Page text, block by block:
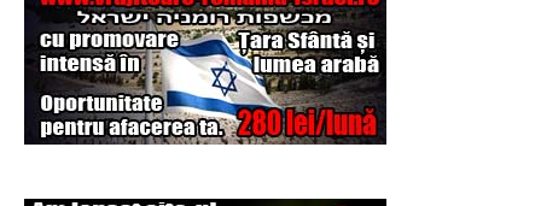
Şi-a vândut soţia
pentru un ritual de
magie neagră